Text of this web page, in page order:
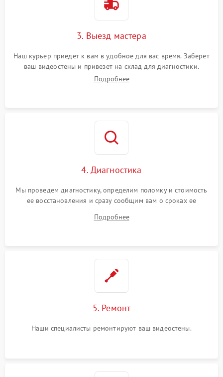
3. Выезд мастера
Наш курьер приедет к вам в удобное для вас время. Заберет
ваш видеостены и привезет на склад для диагностики.
Подробнее
4. Диагностика
Мы проведем диагностику, определим поломку и стоимость
ее восстановления и сразу сообщим вам о сроках ее
Подробнее
5. Ремонт
Наши специалисты ремонтируют ваш видеостены.